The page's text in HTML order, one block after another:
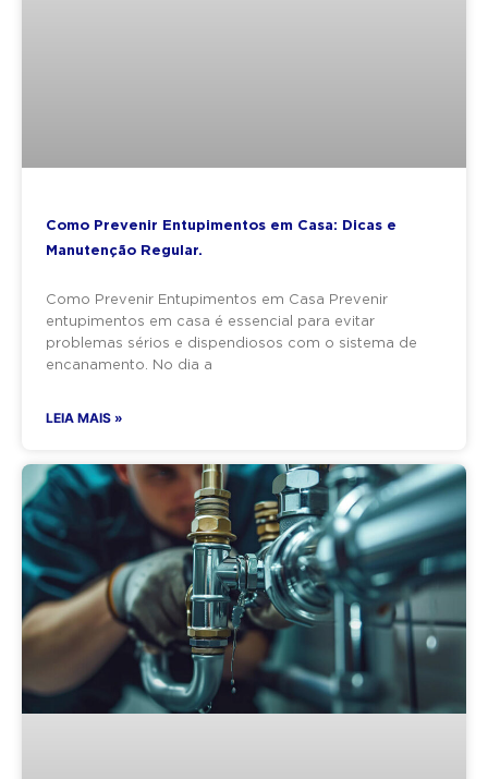
Como Prevenir Entupimentos em Casa: Dicas e
Manutenção Regular.
Como Prevenir Entupimentos em Casa Prevenir
entupimentos em casa é essencial para evitar
problemas sérios e dispendiosos com o sistema de
encanamento. No dia a
LEIA MAIS »